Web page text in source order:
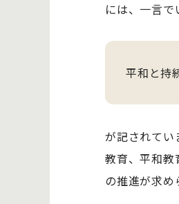
には、一言で
平和と持
が記されてい
教育、平和教
の推進が求め